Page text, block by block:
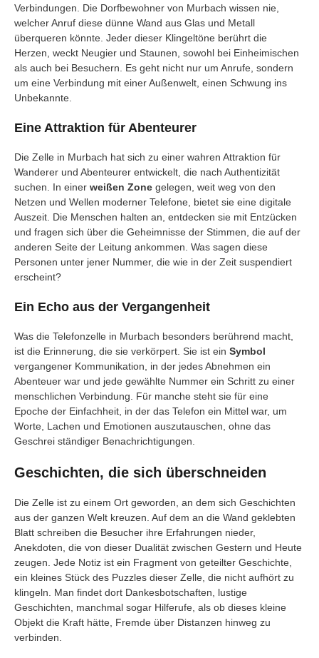
Verbindungen. Die Dorfbewohner von Murbach wissen nie,
welcher Anruf diese dünne Wand aus Glas und Metall
überqueren könnte. Jeder dieser Klingeltöne berührt die
Herzen, weckt Neugier und Staunen, sowohl bei Einheimischen
als auch bei Besuchern. Es geht nicht nur um Anrufe, sondern
um eine Verbindung mit einer Außenwelt, einen Schwung ins
Unbekannte.
Eine Attraktion für Abenteurer
Die Zelle in Murbach hat sich zu einer wahren Attraktion für
Wanderer und Abenteurer entwickelt, die nach Authentizität
suchen. In einer weißen Zone gelegen, weit weg von den
Netzen und Wellen moderner Telefone, bietet sie eine digitale
Auszeit. Die Menschen halten an, entdecken sie mit Entzücken
und fragen sich über die Geheimnisse der Stimmen, die auf der
anderen Seite der Leitung ankommen. Was sagen diese
Personen unter jener Nummer, die wie in der Zeit suspendiert
erscheint?
Ein Echo aus der Vergangenheit
Was die Telefonzelle in Murbach besonders berührend macht,
ist die Erinnerung, die sie verkörpert. Sie ist ein Symbol
vergangener Kommunikation, in der jedes Abnehmen ein
Abenteuer war und jede gewählte Nummer ein Schritt zu einer
menschlichen Verbindung. Für manche steht sie für eine
Epoche der Einfachheit, in der das Telefon ein Mittel war, um
Worte, Lachen und Emotionen auszutauschen, ohne das
Geschrei ständiger Benachrichtigungen.
Geschichten, die sich überschneiden
Die Zelle ist zu einem Ort geworden, an dem sich Geschichten
aus der ganzen Welt kreuzen. Auf dem an die Wand geklebten
Blatt schreiben die Besucher ihre Erfahrungen nieder,
Anekdoten, die von dieser Dualität zwischen Gestern und Heute
zeugen. Jede Notiz ist ein Fragment von geteilter Geschichte,
ein kleines Stück des Puzzles dieser Zelle, die nicht aufhört zu
klingeln. Man findet dort Dankesbotschaften, lustige
Geschichten, manchmal sogar Hilferufe, als ob dieses kleine
Objekt die Kraft hätte, Fremde über Distanzen hinweg zu
verbinden.